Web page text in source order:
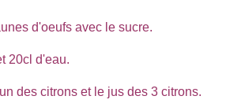
d'oeufs avec le sucre.
20cl d'eau.
des citrons et le jus des 3 citrons.